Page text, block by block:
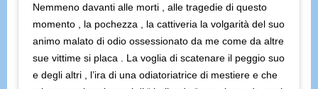
Nemmeno davanti alle morti , alle tragedie di questo
momento , la pochezza , la cattiveria la volgarità del suo
animo malato di odio ossessionato da me come da altre
sue vittime si placa . La voglia di scatenare il peggio suo
e degli altri , l’ira di una odiatoriatrice di mestiere e che